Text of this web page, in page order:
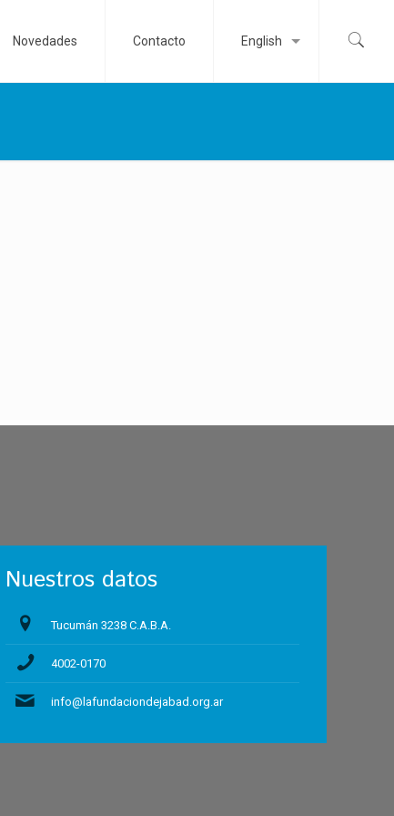
Novedades Contacto English
Nuestros datos
Tucumán 3238 C.A.B.A.
4002-0170
info@lafundaciondejabad.org.ar